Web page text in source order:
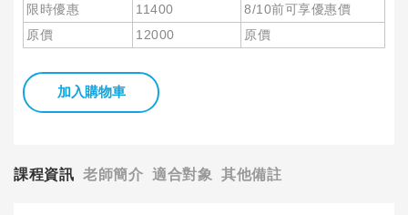
限時優惠
11400
8/10前可享優惠價
原價
12000 原價
加入購物車
課程資訊 老師簡介 適合對象 其他備註